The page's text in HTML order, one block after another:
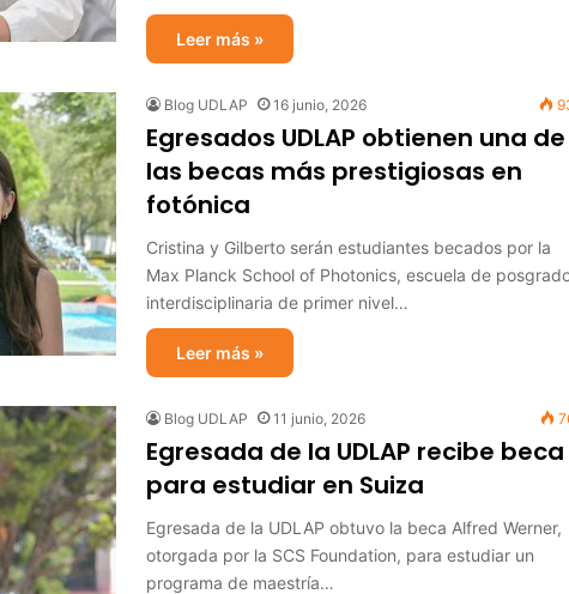
Leer más »
Blog UDLAP 16 junio, 2026
Egresados UDLAP obtienen una de
las becas más prestigiosas en
fotónica
Cristina y Gilberto serán estudiantes becados por la
Max Planck School of Photonics, escuela de
interdisciplinaria de primer nivel…
Leer más »
Blog UDLAP 11 junio, 2026
Egresada de la UDLAP recibe beca
para estudiar en Suiza
Egresada de la UDLAP obtuvo la beca Alfred Werner,
otorgada por la SCS Foundation, para estudiar un
programa de maestría…